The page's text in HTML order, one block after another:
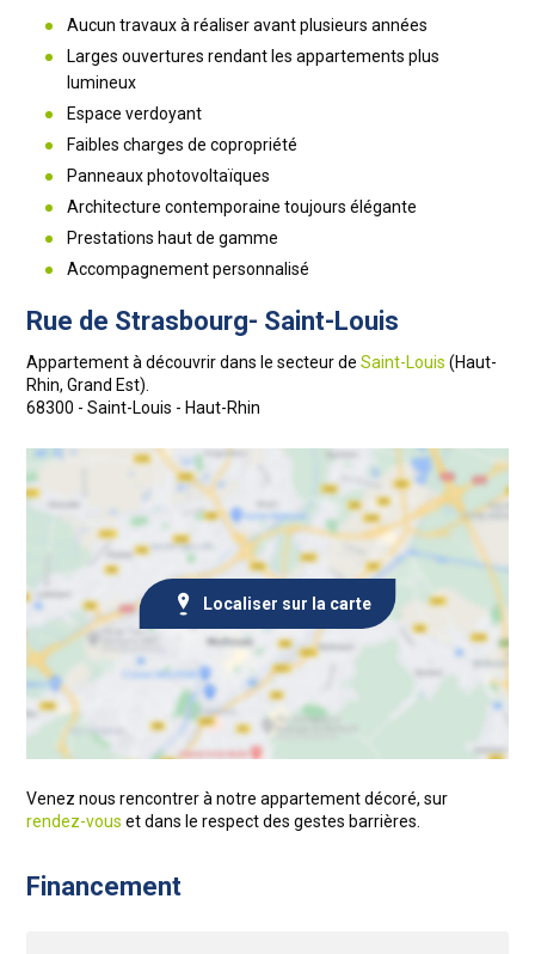
Aucun travaux à réaliser avant plusieurs années
Larges ouvertures rendant les appartements plus
lumineux
Espace verdoyant
Faibles charges de copropriété
Panneaux photovoltaïques
Architecture contemporaine toujours élégante
Prestations haut de gamme
Accompagnement personnalisé
Rue de Strasbourg- Saint-Louis
Appartement à découvrir dans le secteur de Saint-Louis (Haut-
Rhin, Grand Est).
68300 - Saint-Louis - Haut-Rhin
Localiser sur la carte
Venez nous rencontrer à notre appartement décoré, sur
rendez-vous et dans le respect des gestes barrières.
Financement